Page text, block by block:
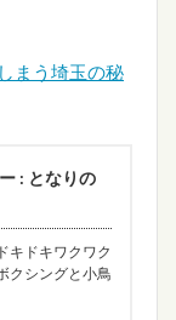
まう埼玉の秘
: となりの
キドキワクワク
クシングと小鳥